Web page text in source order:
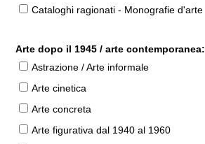
Cataloghi ragionati - Monografie d'arte
Arte dopo il 1945 / arte contemporanea:
Astrazione / Arte informale
Arte cinetica
Arte concreta
Arte figurativa dal 1940 al 1960